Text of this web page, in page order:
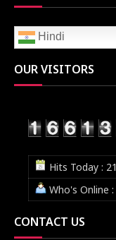
Hindi
OUR VISITORS
Hits Today :
Who's Online :
CONTACT US